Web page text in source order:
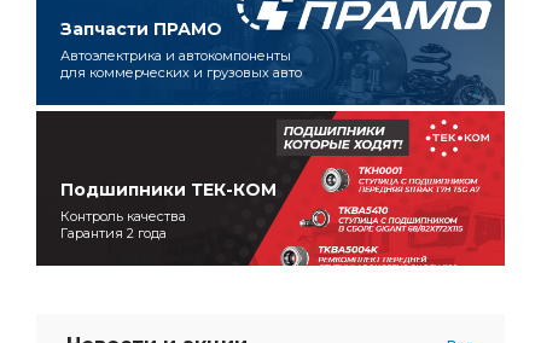
Запчасти ПРАМО
Автоэлектрика и автокомпоненты
для коммерческих и грузовых авто
Подшипники ТЕК-КОМ
Контроль качества
Гарантия 2 года